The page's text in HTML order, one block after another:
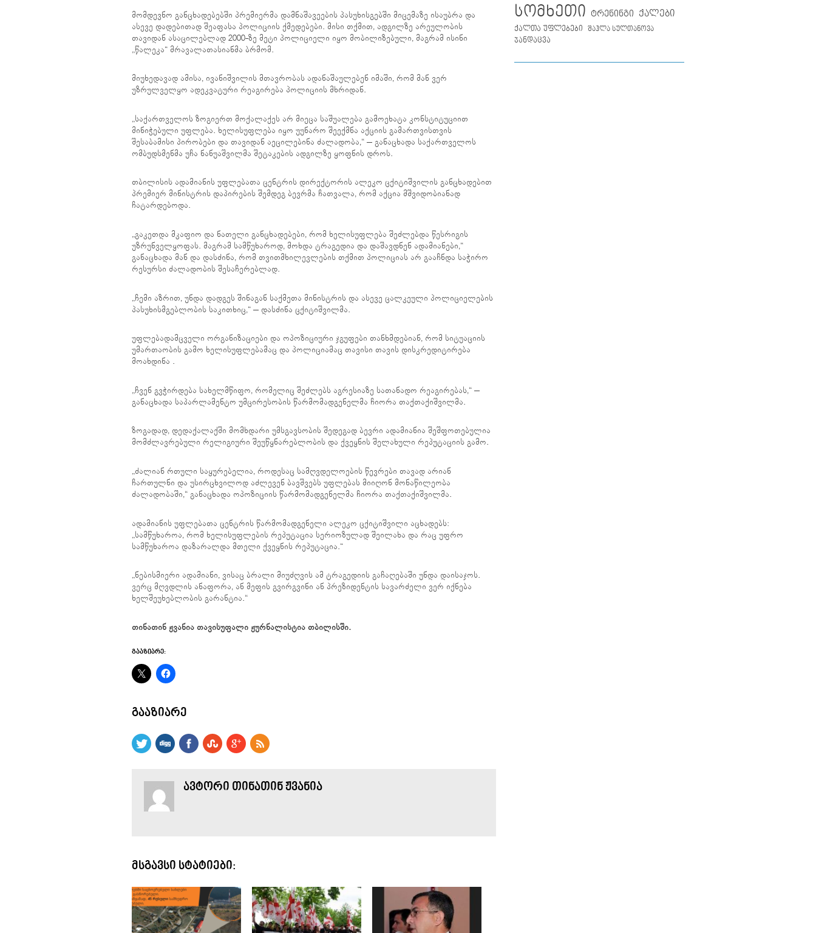
მომდევნო განცხადებებში პრემიერმა დამნაშავეების პასუხისგებში მიცემაზე ისაუბრა და
ასევე დადებითად შეაფასა პოლიციის ქმედებები. მისი თქმით, ადგილზე არეულობის
თავიდან ასაცილებლად 2000-ზე მეტი პოლიციელი იყო მობილიზებული, მაგრამ ისინი
„წალეკა“ მრავალათასიანმა ბრმომ.
მიუხედავად ამისა, ივანიშვილის მთავრობას ადანაშაულებენ იმაში, რომ მან ვერ
უზრულველყო ადეკვატური რეაგირება პოლიციის მხრიდან.
„საქართველოს ზოგიერთ მოქალაქეს არ მიეცა საშუალება გამოეხატა კონსტიტუციით
მინიჭებული უფლება. ხელისუფლება იყო უუნარო შეექმნა აქციის გამართვისთვის
შესაბამისი პირობები და თავიდან აეცილებინა ძალადობა,“ – განაცხადა საქართველოს
ომბუდსმენმა უჩა ნანუაშვილმა შეტაკების ადგილზე ყოფნის დროს.
თბილისის ადამიანის უფლებათა ცენტრის დირექტორის ალეკო ცქიტიშვილის განცხადებით
პრემიერ მინისტრის დაპირების შემდეგ ბევრმა ჩათვალა, რომ აქცია მშვიდობიანად
ჩატარდებოდა.
„გაკეთდა მკაფიო და ნათელი განცხადებები, რომ ხელისუფლება შეძლებდა წესრიგის
უზრუნველყოფას. მაგრამ სამწუხაროდ, მოხდა ტრაგედია და დაშავდნენ ადამიანები,“
განაცხადა მან და დასძინა, რომ თვითმხილევლების თქმით პოლიციას არ გააჩნდა საჭირო
რესურსი ძალადობის შესაჩერებლად.
„ჩემი აზრით, უნდა დადგეს შინაგან საქმეთა მინისტრის და ასევე ცალკეული პოლიციელების
პასუხისმგებლობის საკითხიც,“ – დასძინა ცქიტიშვილმა.
უფლებადამცველი ორგანიზაციები და ოპოზიციური ჯგუფები თანხმდებიან, რომ სიტუაციის
უმართაობის გამო ხელისუფლებამაც და პოლიციამაც თავისი თავის დისკრედიტირება
მოახდინა .
„ჩვენ გვჭირდება სახელმწიფო, რომელიც შეძლებს აგრესიაზე სათანადო რეაგირებას,“ –
განაცხადა საპარლამენტო უმცირესობის წარმომადგენელმა ჩიორა თაქთაქიშვილმა.
ზოგადად, დედაქალაქში მომხდარი უმსგავსობის შედეგად ბევრი ადამიანია შეშფოთებულია
მომძლავრებული რელიგიური შეუწყნარებლობის და ქვეყნის შელახული რეპუტაციის გამო.
„ძალიან რთული საყურებელია, როდესაც სამღვდელოების წევრები თავად არიან
ჩართულნი და უსირცხვილოდ აძლევენ ბავშვებს უფლებას მიიღონ მონაწილეობა
ძალადობაში,“ განაცხადა ოპოზიციის წარმომადგენელმა ჩიორა თაქთაქიშვილმა.
ადამიანის უფლებათა ცენტრის წარმომადგენელი ალეკო ცქიტიშვილი აცხადებს:
„სამწუხაროა, რომ ხელისუფლების რეპუტაცია სერიოზულად შეილახა და რაც უფრო
სამწუხაროა დაზარალდა მთელი ქვეყნის რეპუტაცია.“
„ნებისმიერი ადამიანი, ვისაც ბრალი მიუძღვის ამ ტრაგედიის გაჩაღებაში უნდა დაისაჯოს.
ვერც მღვდლის ანაფორა, ან მეფის გვირგვინი ან პრეზიდენტის სავარძელი ვერ იქნება
ხელშეუხებლობის გარანტია.“
თინათინ ჟვანია თავისუფალი ჟურნალისტია თბილისში.
ᲒᲐᲐᲖᲘᲐᲠᲔ:
ᲒᲐᲐᲖᲘᲐᲠᲔ
ᲐᲕᲢᲝᲠᲘ ᲗᲘᲜᲐᲗᲘᲜ ᲟᲕᲐᲜᲘᲐ
ᲛᲡᲒᲐᲕᲡᲘ ᲡᲢᲐᲢᲘᲔᲑᲘ:
სომხეთი ტრენინგი ქალები
ქალთა უფლებები შაჰლა სულთანოვა
ჯანდაცვა